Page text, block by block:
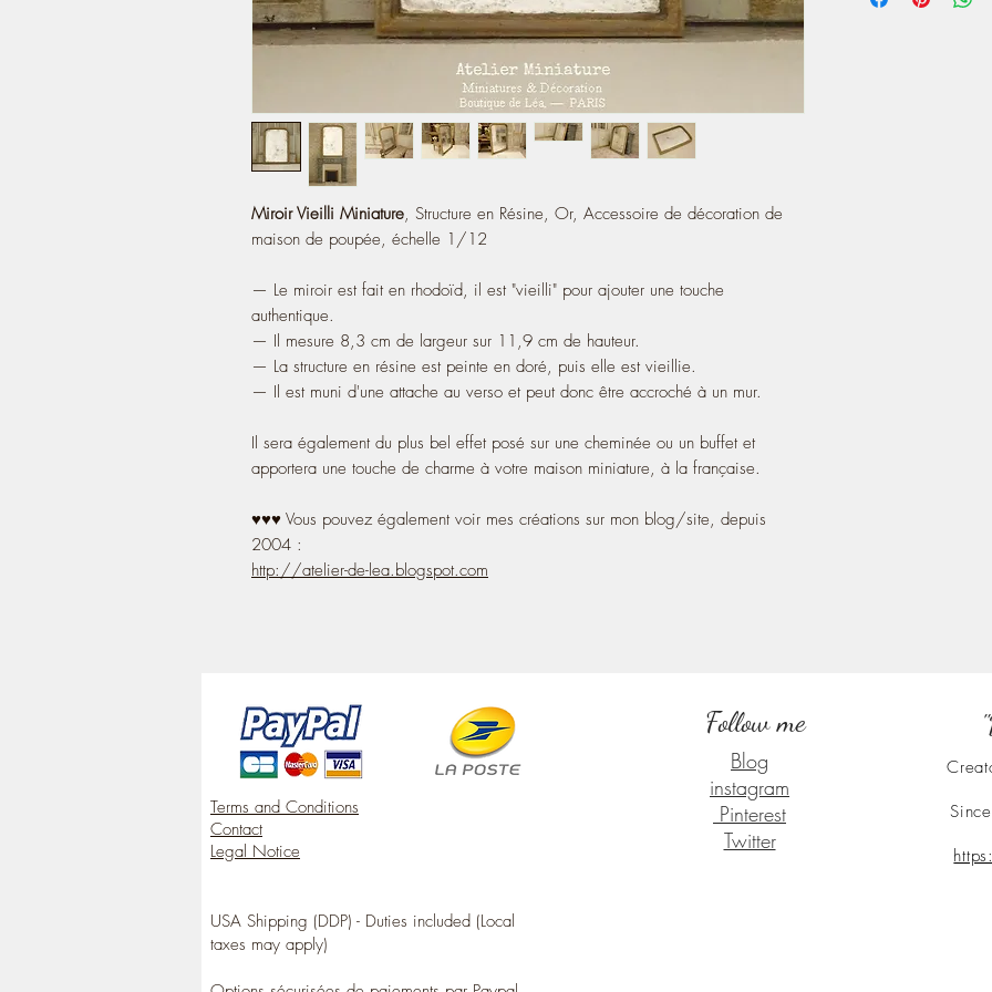
Miroir Vieilli Miniature, Structure en Résine, Or, Accessoire de décoration de
maison de poupée, échelle 1/12
— Le miroir est fait en rhodoïd, il est "vieilli" pour ajouter une touche
authentique.
— Il mesure 8,3 cm de largeur sur 11,9 cm de hauteur.
— La structure en résine est peinte en doré, puis elle est vieillie.
— Il est muni d'une attache au verso et peut donc être accroché à un mur.
Il sera également du plus bel effet posé sur une cheminée ou un buffet et
apportera une touche de charme à votre maison miniature, à la française.
♥♥♥ Vous pouvez également voir mes créations sur mon blog/site, depuis
2004 :
http://atelier-de-lea.blogspot.com
Terms and Conditions
Contact
Legal Notice
USA Shipping (DDP) - Duties included (Local
taxes may apply)
Follow me
Blog
instagram
Pinterest
Twitter